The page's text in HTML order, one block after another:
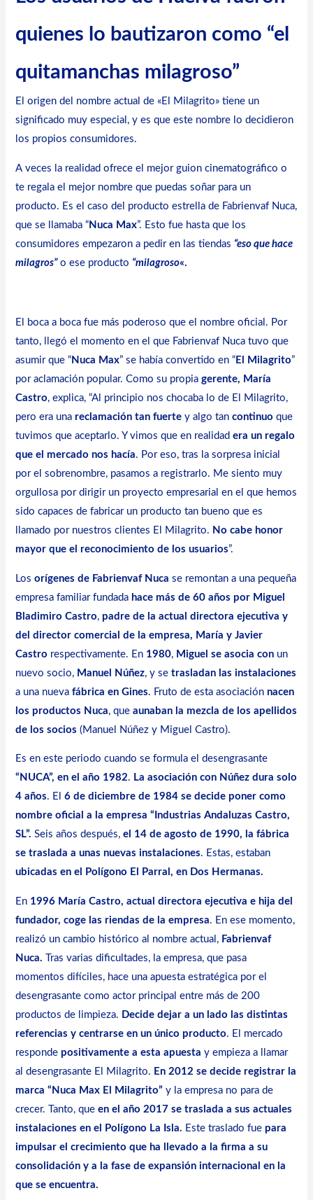
quienes lo bautizaron como “el
quitamanchas milagroso”
El origen del nombre actual de «El Milagrito» tiene un
significado muy especial, y es que este nombre lo decidieron
los propios consumidores.
A veces la realidad ofrece el mejor guion cinematográfico o
te regala el mejor nombre que puedas soñar para un
producto. Es el caso del producto estrella de Fabrienvaf Nuca,
que se llamaba “ Nuca Max”. Esto fue hasta que los
consumidores empezaron a pedir en las tiendas “eso que hace
milagros” o ese producto “milagroso«.
El boca a boca fue más poderoso que el nombre oficial. Por
tanto, llegó el momento en el que Fabrienvaf Nuca tuvo que
asumir que “ Nuca Max” se había convertido en “ El Milagrito”
por aclamación popular. Como su propiagerente, María
Castro, explica, “Al principio nos chocaba lo de El Milagrito,
pero era una reclamación tan fuerte y algo tancontinuo que
tuvimos que aceptarlo. Y vimos que en realidadera un regalo
que el mercado nos hacía. Por eso, tras la sorpresa inicial
por el sobrenombre, pasamos a registrarlo. Me siento muy
orgullosa por dirigir un proyecto empresarial en el que hemos
sido capaces de fabricar un producto tan bueno que es
llamado por nuestros clientes El Milagrito. No cabe honor
mayor que el reconocimiento de los usuarios”.
Los orígenes de Fabrienvaf Nucase remontan a una pequeña
empresa familiar fundada hace más de 60 años por Miguel
Bladimiro Castro, padre de la actual directora ejecutiva y
del director comercial de la empresa, María y Javier
Castro respectivamente. En 1980, Miguel se asocia con un
nuevo socio, Manuel Núñez, y setrasladan las instalaciones
a una nuevafábrica en Gines. Fruto de esta asociación nacen
los productos Nuca, queaunaban la mezcla de los apellidos
de los socios (Manuel Núñez y Miguel Castro).
Es en este periodo cuando se formula el desengrasante
“NUCA”, en el año 1982. La asociación con Núñez dura solo
4 años. El6 de diciembre de 1984 se decide poner como
nombre oficial a la empresa “Industrias Andaluzas Castro,
SL”.Seis años después, el 14 de agosto de 1990, la fábrica
se traslada a unas nuevas instalaciones. Estas, estaban
ubicadas en el Polígono El Parral, en Dos Hermanas.
En 1996 María Castro, actual directora ejecutiva e hija del
fundador, coge las riendas de la empresa. En ese momento,
realizó un cambio histórico al nombre actual, Fabrienvaf
Nuca. Tras varias dificultades, la empresa, que pasa
momentos difíciles, hace una apuesta estratégica por el
desengrasante como actor principal entre más de 200
productos de limpieza. Decide dejar a un lado las distintas
referencias y centrarse en un único producto. El mercado
responde positivamente a esta apuesta y empieza a llamar
al desengrasante El Milagrito. En 2012 se decide registrar la
marca “Nuca Max El Milagrito”y la empresa no para de
crecer. Tanto, queen el año 2017 se traslada a sus actuales
instalaciones en el Polígono La Isla. Este traslado fue para
impulsar el crecimiento que ha llevado a la firma a su
consolidación y a la fase de expansión internacional en la
que se encuentra.